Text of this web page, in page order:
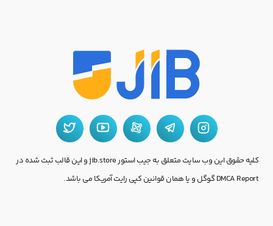
کلیه حقوق این وب سایت متعلق به جیب استور jib.store و این قالب ثبت شده در
DMCA Report گوگل و یا همان قوانین کپی رایت آمریکا می باشد.